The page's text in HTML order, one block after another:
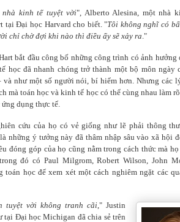
kinh tế tuyệt vời", Alberto Alesina, một nhà
tại Đại học Harvard cho biết. "Tôi không nghĩ có
chỉ chờ đợi khi nào thì điều ấy sẽ xảy ra ."
bắt đầu công bố những công trình có ảnh hưởng
học đã nhanh chóng trở thành một bộ môn ngày
và như một số người nói, bí hiểm hơn. Nhưng các
mà toán học và kinh tế học có thể cùng nhau làm
ứng dụng thực tế.
cứu của họ có vẻ giống như lẽ phải thông
những ý tưởng này đã thâm nhập sâu vào xã hội
đóng góp của họ cũng nằm trong cách thức mà
đó có Paul Milgrom, Robert Wilson, John
học để xem xét một cách nghiêm ngặt các
tuyệt vời không tranh cãi ," Justin
tại Đại học Michigan đãchia sẻ trên